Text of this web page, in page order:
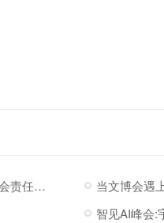
一份来自陆丰的感谢信，见证宇凡微的社会责任之路